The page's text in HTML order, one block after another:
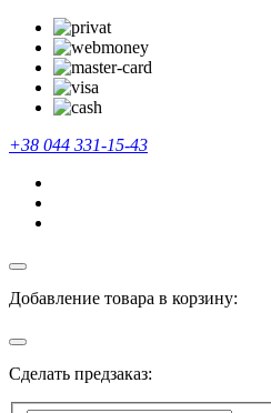
+38 044 331-15-43
Добавление товара в корзину:
Сделать предзаказ: